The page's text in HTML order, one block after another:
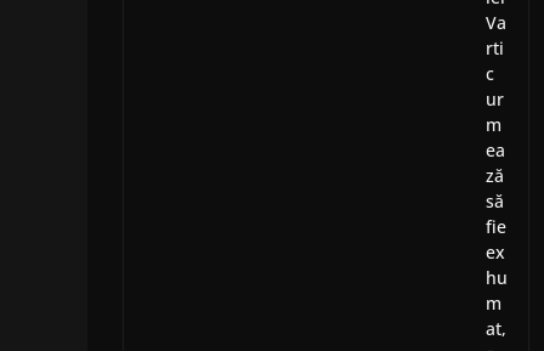
Va
rti
c
ur
m
ea
ză
să
fie
ex
hu
m
at,